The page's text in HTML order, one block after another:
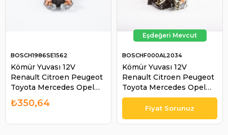
Kömür Yuvası 12V
Renault Citroen Peugeot
Toyota Mercedes Opel
Volswagenford Escort |
BOSCH 1986SE1562
BOSCH1986SE1562
₺350,64
Kömür Yuvası 12V
Renault Citroen Peugeot
Toyota Mercedes Opel
Volswagen | BOSCH
F000AL2034
BOSCHF000AL2034